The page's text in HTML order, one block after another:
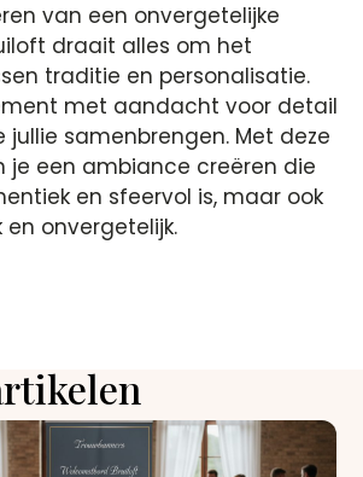
van een onvergetelijke
draait alles om het
traditie en personalisatie.
met aandacht voor detail
jullie samenbrengen. Met deze
je een ambiance creëren die
en sfeervol is, maar ook
en onvergetelijk.